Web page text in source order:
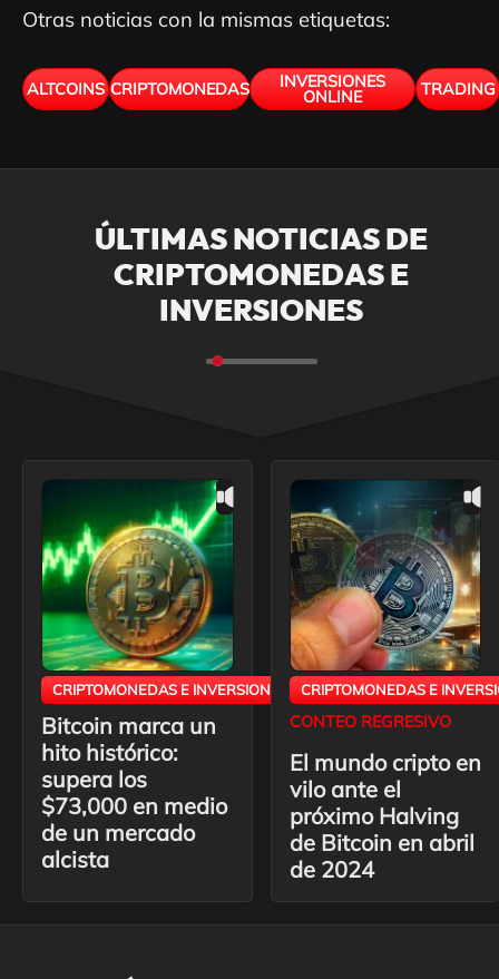
Otras noticias con la mismas etiquetas:
ALTCOINS CRIPTOMONEDAS INVERSIONES
ONLINE TRADING
ÚLTIMAS NOTICIAS DE
CRIPTOMONEDAS E
INVERSIONES
CRIPTOMONEDAS E INVERSIONES
Bitcoin marca un
hito histórico:
supera los
$73,000 en medio
de un mercado
alcista
CRIPTOMONEDAS E
CONTEO REGRESIVO
El mundo cripto en
vilo ante el
próximo Halving
de Bitcoin en abril
de 2024